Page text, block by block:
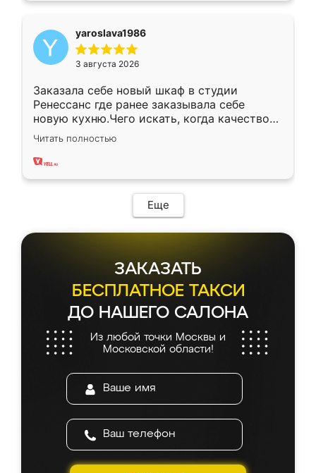
yaroslava1986
3 августа 2026
Заказала себе новый шкаф в студии
Ренессанс где ранее заказывала себе
новую кухню.Чего искать, когда качеством
вполне довольна. Служит кухня уже почти
два года, нареканий нет.
Читать полностью
Еще
ЗАКАЗАТЬ
БЕСПЛАТНОЕ ТАКСИ
ДО НАШЕГО САЛОНА
Из любой точки Москвы и
Московской области!